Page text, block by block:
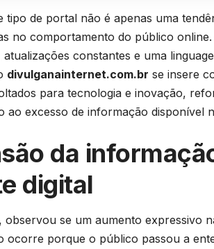
tipo de portal não é apenas uma
no comportamento do público
constantes e uma
divulganainternet.com.br se insere
para tecnologia e inovação,
ao excesso de informação disponível
da
digital
observou se um aumento expressivo
ocorre porque o público passou a